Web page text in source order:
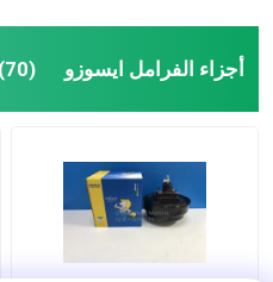
أجزاء الفرامل ايسوزو (70)